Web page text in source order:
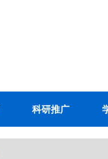
科研推广